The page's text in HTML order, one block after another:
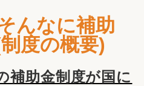
んなに補助
度の概要)
補助金制度が国に